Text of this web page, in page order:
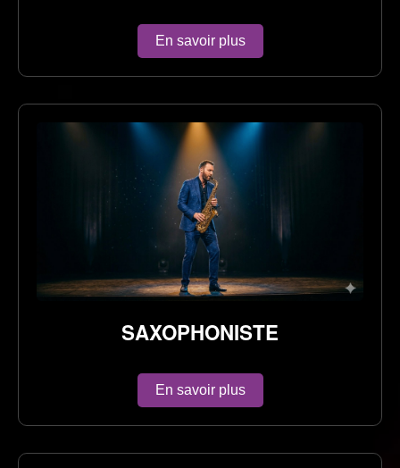
En savoir plus
SAXOPHONISTE
En savoir plus